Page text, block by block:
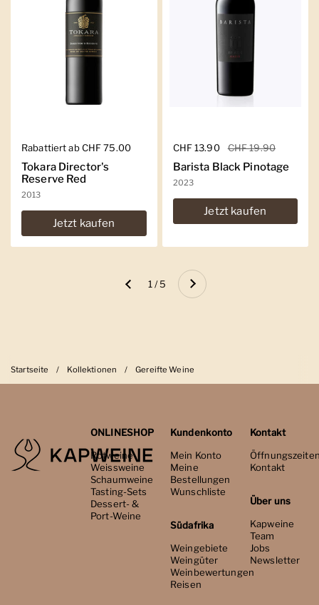
Regulärer Preis
Rabattiert ab CHF 75.00
Tokara Director's
Reserve Red
2013
Jetzt kaufen
Regulärer Preis
CHF 13.90 Sale-Preis
CHF 19.90
Barista Black Pinotage
2023
Jetzt kaufen
Zurück 1 / 5 Weiter
Startseite / Kollektionen / Gereifte Weine
ONLINESHOP
Rotweine
Weissweine
Schaumweine
Tasting-Sets
Dessert- &
Port-Weine
Kundenkonto
Mein Konto
Meine
Bestellungen
Wunschliste
Südafrika
Weingebiete
Weingüter
Weinbewertungen
Reisen
Kontakt
Kontakt
Über uns
Kapweine
Team
Jobs
Newsletter